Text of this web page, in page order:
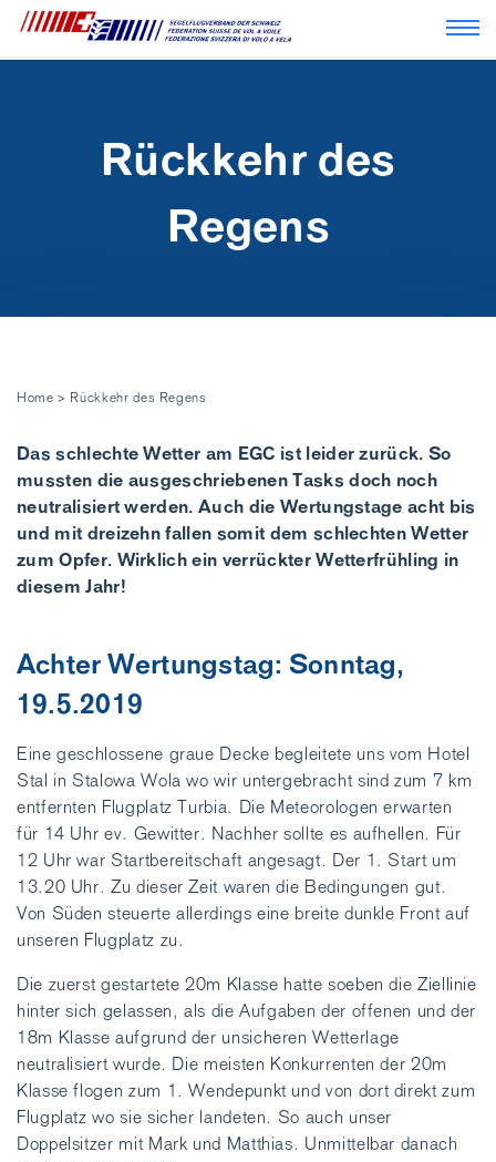
Rückkehr des
Regens
Home > Rückkehr des Regens
Das schlechte Wetter am EGC ist leider zurück. So
mussten die ausgeschriebenen Tasks doch noch
neutralisiert werden. Auch die Wertungstage acht bis
und mit dreizehn fallen somit dem schlechten Wetter
zum Opfer. Wirklich ein verrückter Wetterfrühling in
diesem Jahr!
Achter Wertungstag: Sonntag,
19.5.2019
Eine geschlossene graue Decke begleitete uns vom Hotel
Stal in Stalowa Wola wo wir untergebracht sind zum 7 km
entfernten Flugplatz Turbia. Die Meteorologen erwarten
für 14 Uhr ev. Gewitter. Nachher sollte es aufhellen. Für
12 Uhr war Startbereitschaft angesagt. Der 1. Start um
13.20 Uhr. Zu dieser Zeit waren die Bedingungen gut.
Von Süden steuerte allerdings eine breite dunkle Front auf
unseren Flugplatz zu.
Die zuerst gestartete 20m Klasse hatte soeben die Ziellinie
hinter sich gelassen, als die Aufgaben der offenen und der
18m Klasse aufgrund der unsicheren Wetterlage
neutralisiert wurde. Die meisten Konkurrenten der 20m
Klasse flogen zum 1. Wendepunkt und von dort direkt zum
Flugplatz wo sie sicher landeten. So auch unser
Doppelsitzer mit Mark und Matthias. Unmittelbar danach